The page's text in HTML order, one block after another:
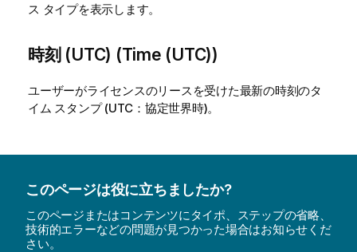
ス タイプを表示します。
時刻 (UTC) (Time (UTC))
ユーザーがライセンスのリースを受けた最新の時刻のタ
イム スタンプ (UTC：協定世界時)。
このページは役に立ちましたか?
このページまたはコンテンツにタイポ、ステップの省略、
技術的エラーなどの問題が見つかった場合はお知らせくだ
さい。